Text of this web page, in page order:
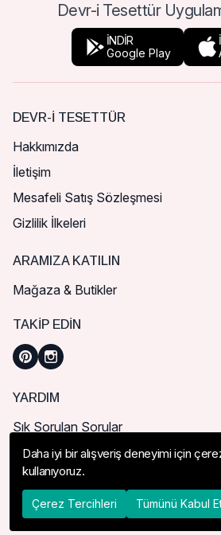
Devr-i Tesettür
İNDİR
Google Play
DEVR-I TESETTÜR
Hakkımızda
İletişim
Mesafeli Satış Sözleşmesi
Gizlilik İlkeleri
ARAMIZA KATILIN
Mağaza & Butikler
TAKIP EDIN
YARDIM
Sık Sorulan Sorular
Nasıl Sipariş Verebilirim?
Kargo ve Teslimat
İade, İptal ve Değişim
Daha iyi bir alışveriş deneyimi için
kullanıyoruz.
Çerez Tercihleri Tümünü Kabul